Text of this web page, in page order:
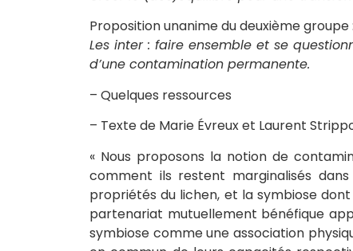
Proposition unanime du deuxième groupe :
Les inter : faire ensemble et se
d’une contamination permanente.
– Quelques ressources
– Texte de Marie Évreux et Laurent
« Nous proposons la notion de
comment ils restent marginalisés
propriétés du lichen, et la symbiose
partenariat mutuellement bénéfique
symbiose comme une association